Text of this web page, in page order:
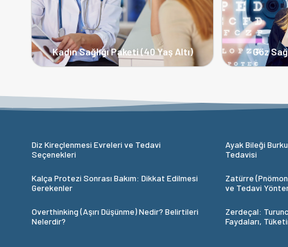
Kadın Sağlığı Paketi (40 Yaş Altı) Göz
Diz Kireçlenmesi Evreleri ve Tedavi
Seçenekleri
Ayak Bileği
Tedavisi
Kalça Protezi Sonrası Bakım: Dikkat Edilmesi
Gerekenler
Zatürre
ve Tedavi
Overthinking (Aşırı Düşünme) Nedir? Belirtileri
Nelerdir?
Zerdeçal:
Faydaları,